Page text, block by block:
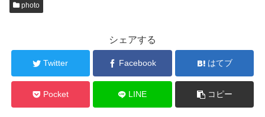
photo
シェアする
Twitter Facebook はてブ
Pocket LINE コピー